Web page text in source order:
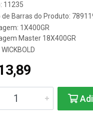
11235
de Barras do Produto:
1X400GR
Master 18X400GR
WICKBOLD